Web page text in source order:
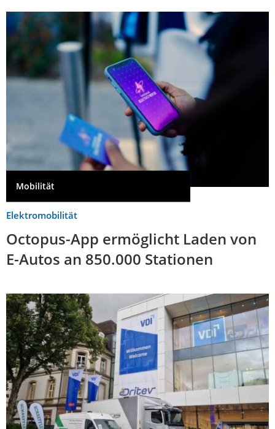
Mobilität
Elektromobilität
Octopus-App ermöglicht Laden von
E-Autos an 850.000 Stationen